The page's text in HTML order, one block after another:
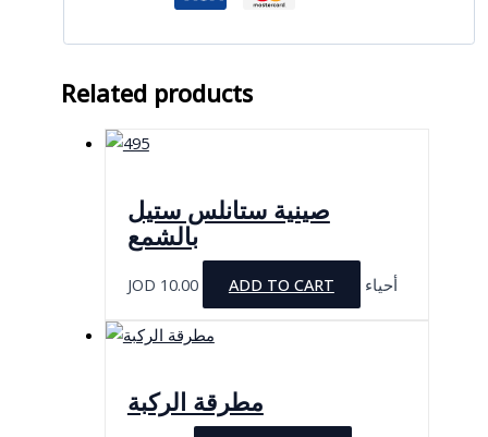
Related products
صينية ستانلس ستيل
بالشمع
JOD 10.00 ADD TO CART أحياء
مطرقة الركبة